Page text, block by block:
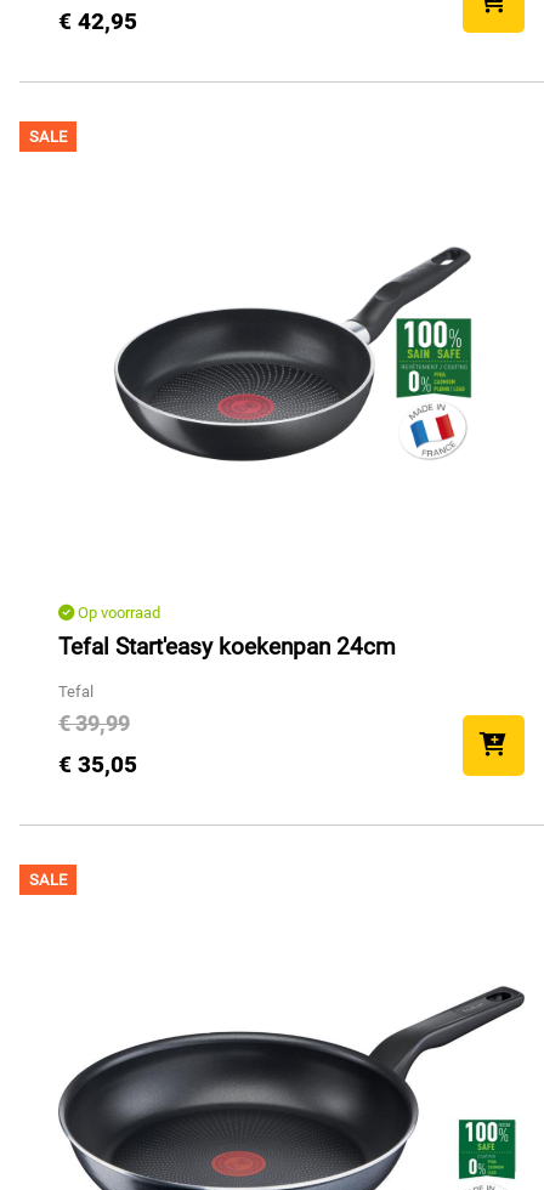
€ 42,95
SALE
Op voorraad
Tefal Start'easy koekenpan 24cm
Tefal
€ 39,99
€ 35,05
SALE